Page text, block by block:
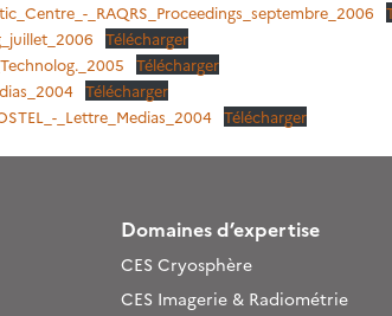
_RAQRS_Proceedings_septembre_2006
Télécharger
Télécharger
Télécharger
_Lettre_Medias_2004 Télécharger
Domaines d’expertise
CES Cryosphère
CES Imagerie & Radiométrie